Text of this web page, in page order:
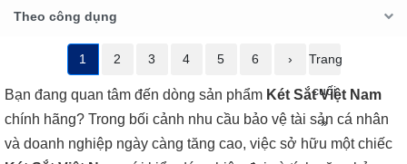
Theo công dụng
1 2 3 4 5 6 › Trang
cuối
»
Bạn đang quan tâm đến dòng sản phẩm Két Sắt Việt Nam
chính hãng? Trong bối cảnh nhu cầu bảo vệ tài sản cá nhân
và doanh nghiệp ngày càng tăng cao, việc sở hữu một chiếc